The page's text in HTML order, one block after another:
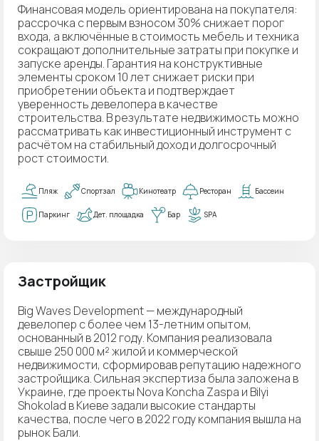
Финансовая модель ориентирована на покупателя:
рассрочка с первым взносом 30% снижает порог
входа, а включённые в стоимость мебель и техника
сокращают дополнительные затраты при покупке и
запуске аренды. Гарантия на конструктивные
элементы сроком 10 лет снижает риски при
приобретении объекта и подтверждает
уверенность девелопера в качестве
строительства. В результате недвижимость можно
рассматривать как инвестиционный инструмент с
расчётом на стабильный доход и долгосрочный
рост стоимости.
Пляж Спортзал Кинотеатр Ресторан Бассеин
Паркинг Дет. площадка Бар SPA
Застройщик
Big Waves Development — международный
девелопер с более чем 13-летним опытом,
основанный в 2012 году. Компания реализовала
свыше 250 000 м² жилой и коммерческой
недвижимости, сформировав репутацию надежного
застройщика. Сильная экспертиза была заложена в
Украине, где проекты Nova Koncha Zaspa и Bilyi
Shokolad в Киеве задали высокие стандарты
качества, после чего в 2022 году компания вышла на
рынок Бали.